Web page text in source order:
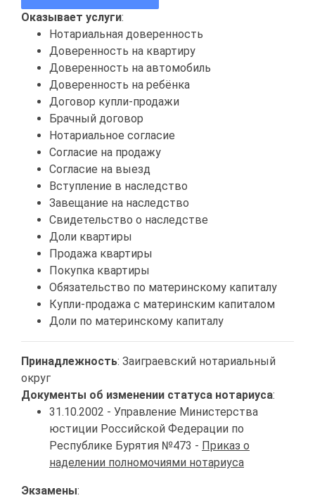
Оказывает услуги:
Нотариальная доверенность
Доверенность на квартиру
Доверенность на автомобиль
Доверенность на ребёнка
Договор купли-продажи
Брачный договор
Нотариальное согласие
Согласие на продажу
Согласие на выезд
Вступление в наследство
Завещание на наследство
Свидетельство о наследстве
Доли квартиры
Продажа квартиры
Покупка квартиры
Обязательство по материнскому капиталу
Купли-продажа с материнским капиталом
Доли по материнскому капиталу
Принадлежность: Заиграевский нотариальный
округ
Документы об изменении статуса нотариуса:
31.10.2002 - Управление Министерства
юстиции Российской Федерации по
Республике Бурятия №473 - Приказ о
наделении полномочиями нотариуса
Экзамены: